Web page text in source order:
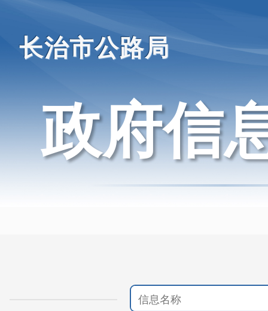
长治市公路局
政府信